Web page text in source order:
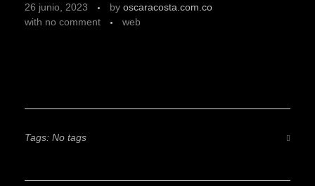
26 junio, 2023 by oscaracosta.com.co
with no comment web
Tags: No tags